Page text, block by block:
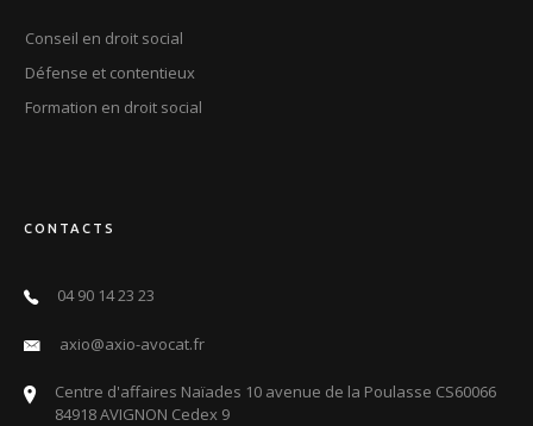
Conseil en droit social
Défense et contentieux
Formation en droit social
CONTACTS
04 90 14 23 23
axio@axio-avocat.fr
Centre d'affaires Naïades 10 avenue de la Poulasse CS60066
84918 AVIGNON Cedex 9